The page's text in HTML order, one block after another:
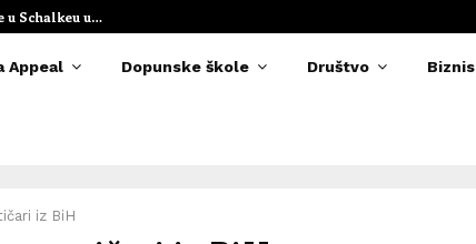
u Schalkeu u…
Appeal Dopunske škole Društvo Biznis
iz BiH